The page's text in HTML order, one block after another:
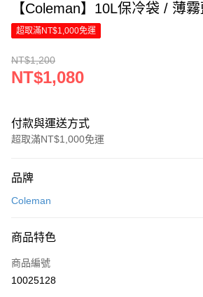
【Coleman】10L保冷袋 / 薄
超取滿NT$1,000免運
NT$1,200
NT$1,080
付款與運送方式
超取滿NT$1,000免運
信用卡一次付款
Apple Pay
街口支付
品牌
Coleman
商品特色
商品編號
10025128